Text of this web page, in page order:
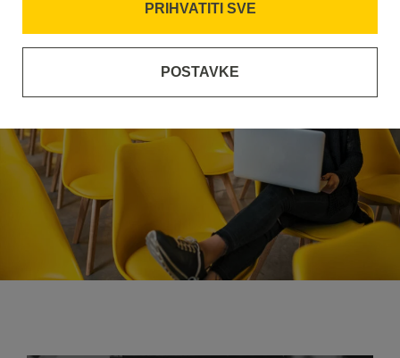
PRIHVATITI SVE
POSTAVKE